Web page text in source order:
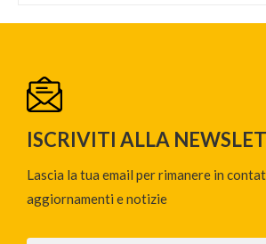
ISCRIVITI ALLA
Lascia la tua email per rimanere in
aggiornamenti e notizie